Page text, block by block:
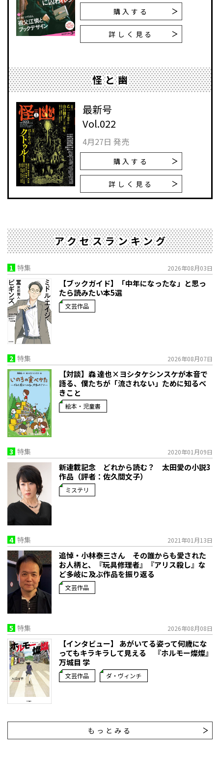
購入する
詳しく見る
怪と幽
最新号
Vol.022
4月27日 発売
購入する
詳しく見る
アクセスランキング
1 特集 2026年08月03日
【ブックガイド】「中年になったな」と思っ
たら読みたい本5選
文芸作品
2 特集 2026年08月07日
【対談】森 達也×ヨシタケシンスケが本音で
語る、僕たちが「流されない」ために知るべ
きこと
絵本・児童書
3 特集 2020年01月09日
新連載記念 どれから読む？ 太田愛の小説3
作品（評者：佐久間文子）
ミステリ
4 特集 2021年01月13日
追悼・小林泰三さん その誰からも愛された
お人柄と、『玩具修理者』『アリス殺し』な
ど多岐に及ぶ作品を振り返る
文芸作品
5 特集 2026年08月08日
【インタビュー】 あがいてる姿って何歳にな
ってもキラキラして見える 『ホルモー燦燦』
万城目 学
文芸作品 ダ・ヴィンチ
もっとみる